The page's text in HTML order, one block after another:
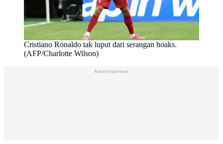
Cristiano Ronaldo tak luput dari serangan hoaks.
(AFP/Charlotte Wilson)
Advertisement